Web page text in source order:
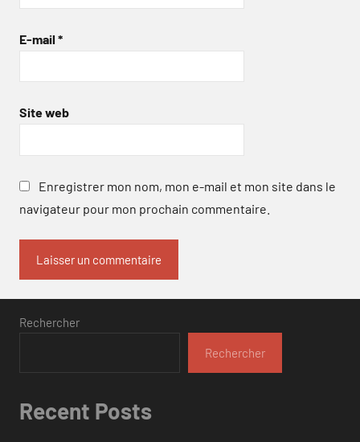
E-mail *
Site web
Enregistrer mon nom, mon e-mail et mon site dans le
navigateur pour mon prochain commentaire.
Rechercher
Rechercher
Recent Posts